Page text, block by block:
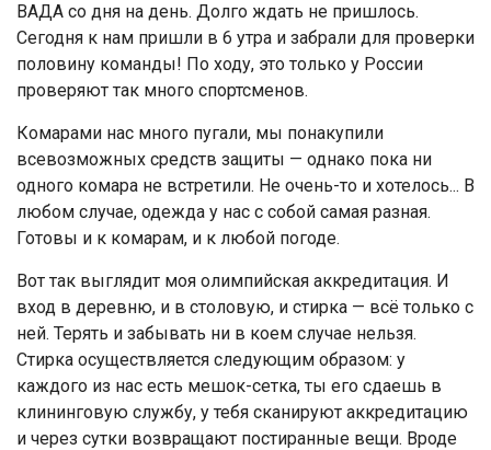
ВАДА со дня на день. Долго ждать не пришлось.
Сегодня к нам пришли в 6 утра и забрали для проверки
половину команды! По ходу, это только у России
проверяют так много спортсменов.
Комарами нас много пугали, мы понакупили
всевозможных средств защиты — однако пока ни
одного комара не встретили. Не очень-то и хотелось... В
любом случае, одежда у нас с собой самая разная.
Готовы и к комарам, и к любой погоде.
Вот так выглядит моя олимпийская аккредитация. И
вход в деревню, и в столовую, и стирка — всё только с
ней. Терять и забывать ни в коем случае нельзя.
Стирка осуществляется следующим образом: у
каждого из нас есть мешок-сетка, ты его сдаешь в
клининговую службу, у тебя сканируют аккредитацию
и через сутки возвращают постиранные вещи. Вроде